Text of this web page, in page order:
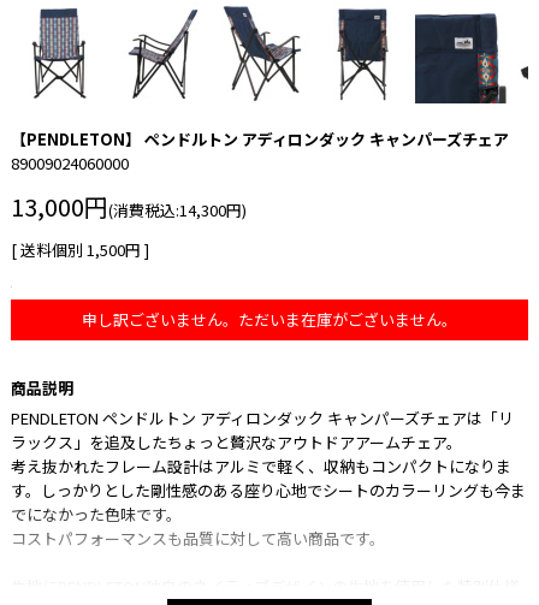
【PENDLETON】 ペンドルトン アディロンダック キャンパーズチェア
89009024060000
13,000円(消費税込:14,300円)
[ 送料個別 1,500円 ]
申し訳ございません。ただいま在庫がございません。
商品説明
PENDLETON ペンドルトン アディロンダック キャンパーズチェアは「リ
ラックス」を追及したちょっと贅沢なアウトドアアームチェア。
考え抜かれたフレーム設計はアルミで軽く、収納もコンパクトになりま
す。しっかりとした剛性感のある座り心地でシートのカラーリングも今ま
でになかった色味です。
コストパフォーマンスも品質に対して高い商品です。